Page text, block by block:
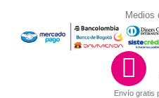
Medios
Envío gratis